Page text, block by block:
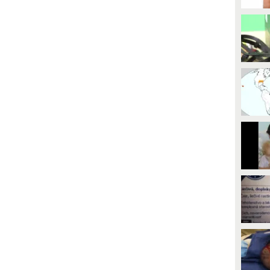
ibrido al mondo. La struttura è in
senza l'ausilio di batterie agli ioni